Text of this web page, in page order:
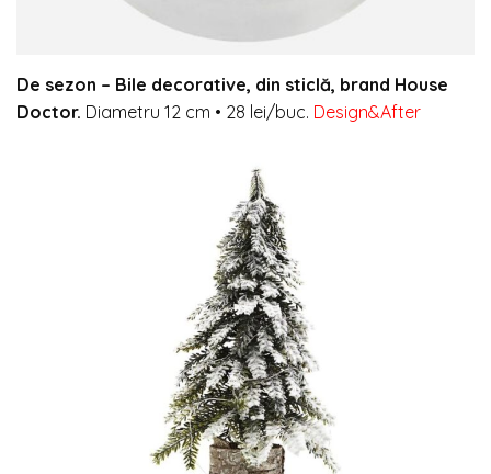
De sezon – Bile decorative, din sticlă, brand House
Doctor. Diametru 12 cm • 28 lei/buc. Design&After